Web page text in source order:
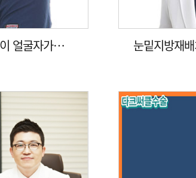
안면비대칭, 안면윤곽 수술없이 얼굴자가지방이식 통해 ...